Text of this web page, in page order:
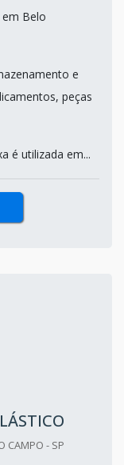
Belo
e
peças
é utilizada em...
CAMPO - SP